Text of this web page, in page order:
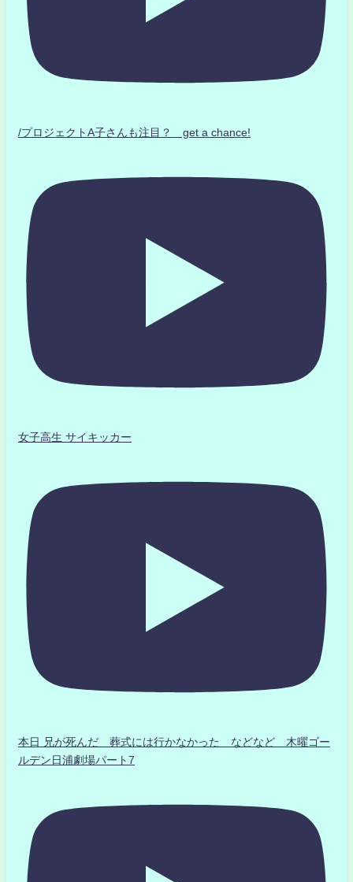
/プロジェクトA子さんも注目？ get a chance!
女子高生 サイキッカー
本日 兄が死んだ 葬式には行かなかった などなど 木曜ゴー
ルデン日浦劇場パート7